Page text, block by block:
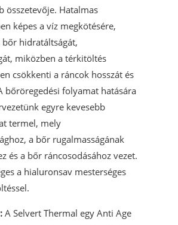
összetevője. Hatalmas
képes a víz megkötésére,
hidratáltságát,
miközben a térkitöltés
csökkenti a ráncok hosszát és
bőröregedési folyamat hatására
egyre kevesebb
termel, mely
a bőr rugalmasságának
és a bőr ráncosodásához vezet.
a hialuronsav mesterséges
A Selvert Thermal egy Anti Age